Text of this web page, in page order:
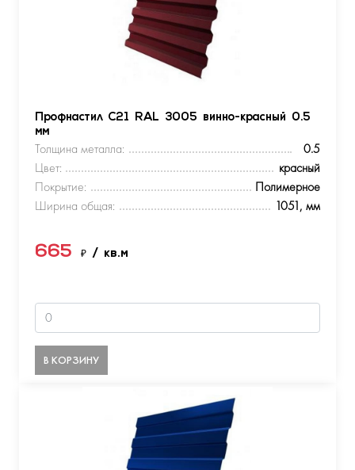
Профнастил С21 RAL 3005 винно-красный 0.5
мм
Толщина металла:
0.5
Цвет:
красный
Покрытие:
Полимерное
Ширина общая:
1051, мм
665 ₽ / кв.м
В КОРЗИНУ